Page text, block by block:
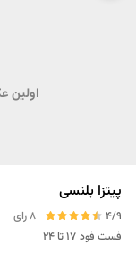
اولین
پیتزا بلنسی
4/9
8 رای
فست فود ۱۷ تا ۲۴